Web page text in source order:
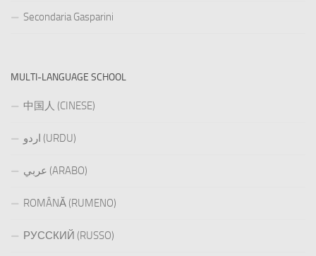
Secondaria Gasparini
MULTI-LANGUAGE SCHOOL
中国人 (CINESE)
اردو (URDU)
عربي (ARABO)
ROMÂNĂ (RUMENO)
РУССКИЙ (RUSSO)